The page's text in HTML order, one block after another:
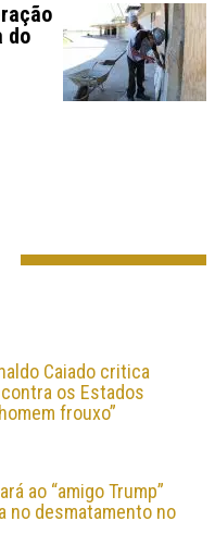
do
Caiado critica
contra os Estados
frouxo”
ao “amigo Trump”
no desmatamento no